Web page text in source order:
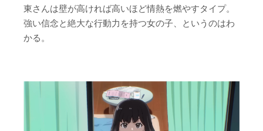
東さんは壁が高ければ高いほど情熱を燃やすタイプ。
強い信念と絶大な行動力を持つ女の子、というのはわ
かる。